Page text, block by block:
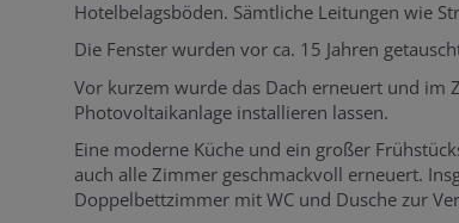
Hotelbelagsböden. Sämtliche Leitungen wie
Die Fenster wurden vor ca. 15 Jahren
Vor kurzem wurde das Dach erneuert und im
Photovoltaikanlage installieren lassen.
Eine moderne Küche und ein großer
auch alle Zimmer geschmackvoll erneuert.
Doppelbettzimmer mit WC und Dusche zur